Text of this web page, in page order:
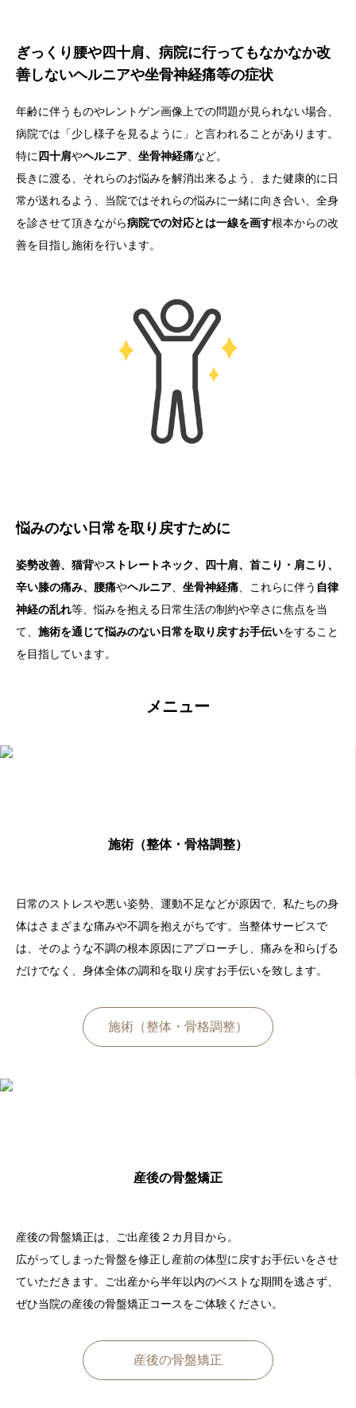
ぎっくり腰や四十肩、病院に行ってもなかなか改
善しないヘルニアや坐骨神経痛等の症状
年齢に伴うものやレントゲン画像上での問題が見られない場合、
病院では「少し様子を見るように」と言われることがあります。
特に 四十肩やヘルニア 坐骨神経痛など。
長きに渡る、それらのお悩みを解消出来るよう、また健康的に日
常が送れるよう、当院ではそれらの悩みに一緒に向き合い、全身
を診させて頂きながら病院での対応とは一線を画す根本からの改
善を目指し施術を行います。
悩みのない日常を取り戻すために
姿勢改善、猫背やストレートネック、四十肩、首こり・肩こり、
辛い膝の痛み、腰痛やヘルニア、 坐骨神経痛、これらに伴う 自律
神経の乱れ等、悩みを抱える日常生活の制約や辛さに焦点を当
て、 施術を通じて悩みのない日常を取り戻すお手伝いをすること
を目指しています。
メニュー
施術（整体・骨格調整）
日常のストレスや悪い姿勢、運動不足などが原因で、私たちの身
体はさまざまな痛みや不調を抱えがちです。当整体サービスで
は、そのような不調の根本原因にアプローチし、痛みを和らげる
だけでなく、身体全体の調和を取り戻すお手伝いを致します。
施術（整体・骨格調整）
産後の骨盤矯正
産後の骨盤矯正は、ご出産後２カ月目から。
広がってしまった骨盤を修正し産前の体型に戻すお手伝いをさせ
ていただきます。ご出産から半年以内のベストな期間を逃さず、
ぜひ当院の産後の骨盤矯正コースをご体験ください。
産後の骨盤矯正